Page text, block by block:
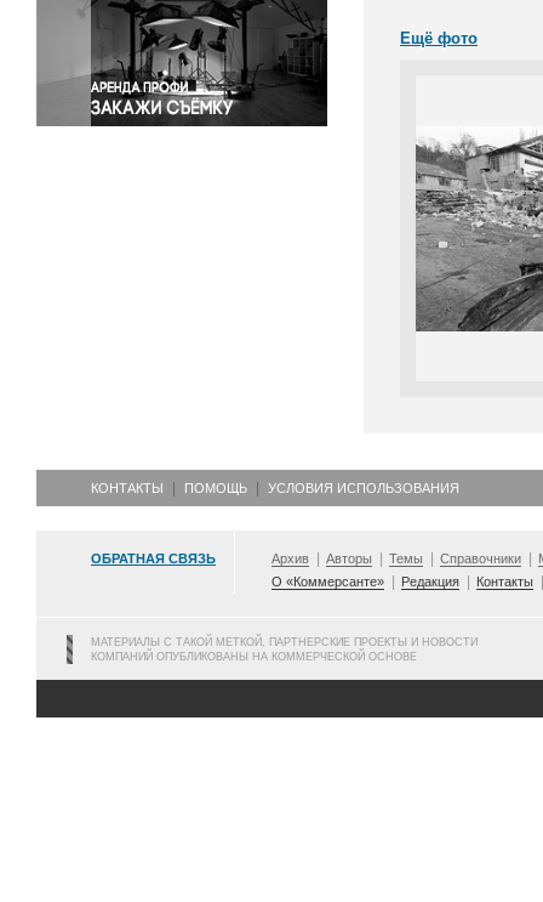
Спорт
Экология
Экономика и бизнес
Ещё фото
КОНТАКТЫ ПОМОЩЬ УСЛОВИЯ ИСПОЛЬЗОВАНИЯ
ОБРАТНАЯ СВЯЗЬ Архив Авторы Темы Справочники
О «Коммерсанте»
Редакция Контакты
МАТЕРИАЛЫ С ТАКОЙ МЕТКОЙ, ПАРТНЕРСКИЕ ПРОЕКТЫ И НОВОСТИ
КОМПАНИЙ ОПУБЛИКОВАНЫ НА КОММЕРЧЕСКОЙ ОСНОВЕ